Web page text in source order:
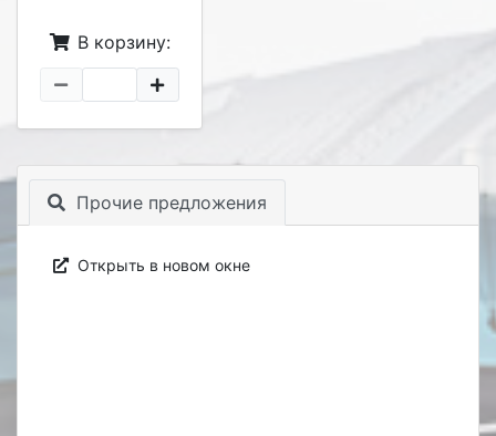
В корзину:
Прочие предложения
Открыть в новом окне